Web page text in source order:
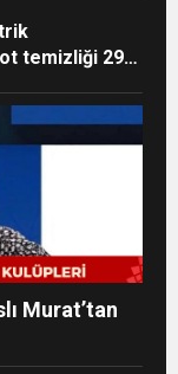
temizliği 29
Murat’tan